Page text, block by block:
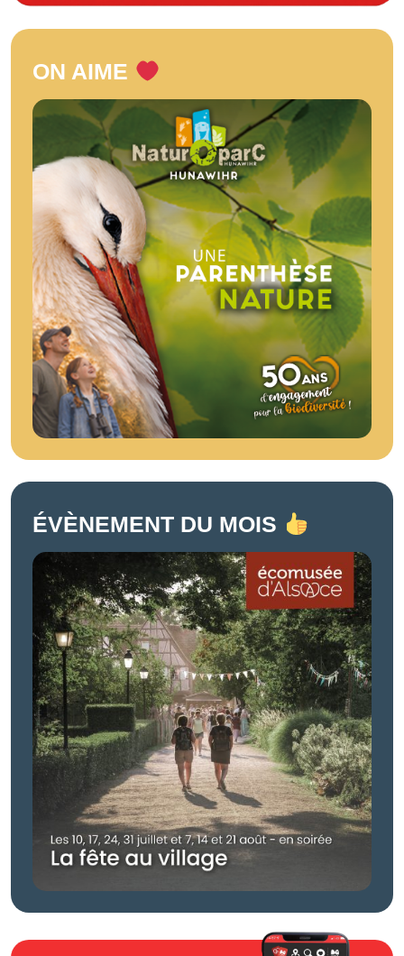
ON AIME
ÉVÈNEMENT DU MOIS